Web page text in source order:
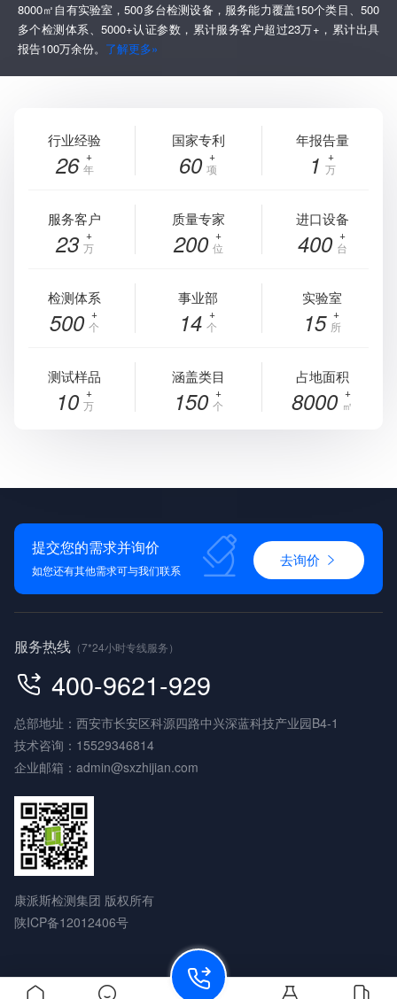
8000㎡自有实验室，500多台检测设备，服务能力覆盖150个类目、500
多个检测体系、5000+认证参数，累计服务客户超过23万+，累计出具
报告100万余份。 了解更多»
行业经验
26 年
国家专利
60 项
年报告量
1 万
服务客户
23 万
质量专家
200 位
进口设备
400 台
检测体系
500 个
事业部
14 个
实验室
15 所
测试样品
10 万
涵盖类目
150 个
占地面积
8000 ㎡
提交您的需求并询价
如您还有其他需求可与我们联系
去询价
服务热线 （7*24小时专线服务）
400-9621-929
总部地址：西安市长安区科源四路中兴深蓝科技产业园B4-1
技术咨询： 15529346814
企业邮箱： admin@sxzhijian.com
康派斯检测集团 版权所有
陕ICP备12012406号